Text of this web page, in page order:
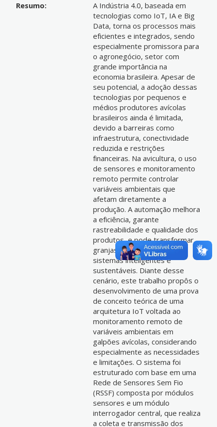
Resumo:
A Indústria 4.0, baseada em
tecnologias como IoT, IA e Big
Data, torna os processos mais
eficientes e integrados, sendo
especialmente promissora para
o agronegócio, setor com
grande importância na
economia brasileira. Apesar de
seu potencial, a adoção dessas
tecnologias por pequenos e
médios produtores avícolas
brasileiros ainda é limitada,
devido a barreiras como
infraestrutura, conectividade
reduzida e restrições
financeiras. Na avicultura, o uso
de sensores e monitoramento
remoto permite controlar
variáveis ambientais que
afetam diretamente a
produção. A automação melhora
a eficiência, garante
rastreabilidade e qualidade dos
produtos, e pode transformar
granjas convencionais em
sistemas inteligentes e
sustentáveis. Diante desse
cenário, este trabalho propôs o
desenvolvimento de uma prova
de conceito teórica de uma
arquitetura IoT voltada ao
monitoramento remoto de
variáveis ambientais em
galpões avícolas, considerando
especialmente as necessidades
e limitações. O sistema foi
estruturado com base em uma
Rede de Sensores Sem Fio
(RSSF) composta por módulos
sensores e um módulo
interrogador central, que realiza
a coleta e transmissão dos